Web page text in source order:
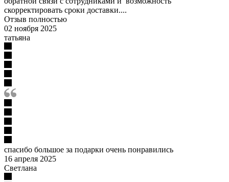
скорректировать сроки доставки....
Отзыв полностью
02 ноября 2025
татьяна
спасибо большое за подарки очень понравились
16 апреля 2025
Светлана